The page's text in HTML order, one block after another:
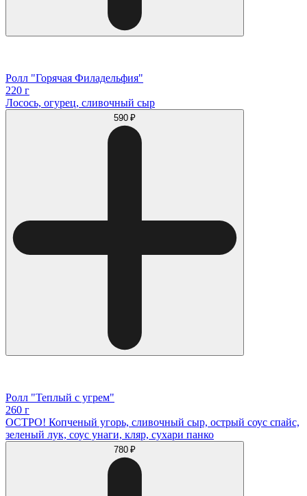
Ролл "Горячая Филадельфия"
220 г
Лосось, огурец, сливочный сыр
590 ₽
Ролл "Теплый с угрем"
260 г
ОСТРО! Копченый угорь, сливочный сыр, острый соус спайс,
зеленый лук, соус унаги, кляр, сухари панко
780 ₽